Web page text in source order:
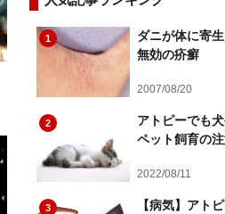
1
ダニが体に寄
無効の疥癬
2007/08/20
2
アトピーでも
ペット飼育の
2022/08/11
3 【病気】アト